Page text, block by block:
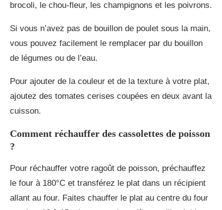
brocoli, le chou-fleur, les champignons et les poivrons.
Si vous n’avez pas de bouillon de poulet sous la main,
vous pouvez facilement le remplacer par du bouillon
de légumes ou de l’eau.
Pour ajouter de la couleur et de la texture à votre plat,
ajoutez des tomates cerises coupées en deux avant la
cuisson.
Comment réchauffer des cassolettes de poisson
?
Pour réchauffer votre ragoût de poisson, préchauffez
le four à 180°C et transférez le plat dans un récipient
allant au four. Faites chauffer le plat au centre du four